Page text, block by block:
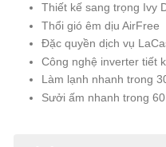
Thiết kế sang trọng Ivy
Thổi gió êm dịu AirFree
Đặc quyền dịch vụ
Công nghệ inverter tiết
Làm lạnh nhanh trong
Sưởi ấm nhanh trong